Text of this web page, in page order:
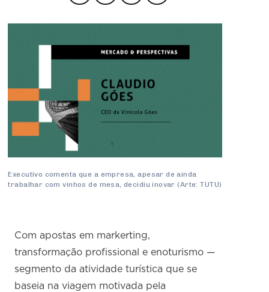
PROJETOS ESPECIAIS:
Afixação de preços e fiscalização
Prêmio de Sustentabilidade
Conselho Estadual de Defesa do Contribuinte
Conselho de Economia Empresarial e Política
Conselho Superior de Direito
Conselho do Comércio Atacadista
Conselho de Serviços
Conselho de Relações Internacionais
Conselho de Sustentabilidade
Advocacy
Executivo comenta que a empresa, apesar de ainda
trabalhar com vinhos de mesa, decidiu inovar (Arte: TUTU)
Com apostas em markerting,
transformação profissional e enoturismo —
segmento da atividade turística que se
baseia na viagem motivada pela